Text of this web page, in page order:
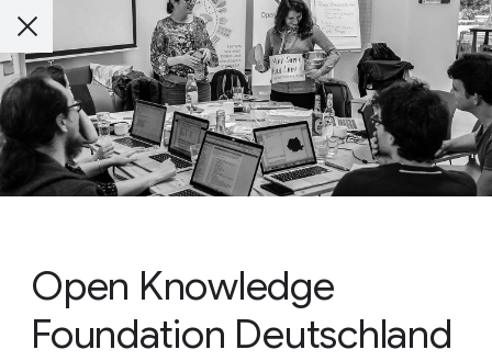
Open Knowledge
Foundation Deutschland